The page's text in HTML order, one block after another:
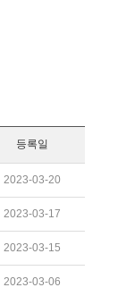
등록일
2023-03-20
2023-03-17
2023-03-15
2023-03-06